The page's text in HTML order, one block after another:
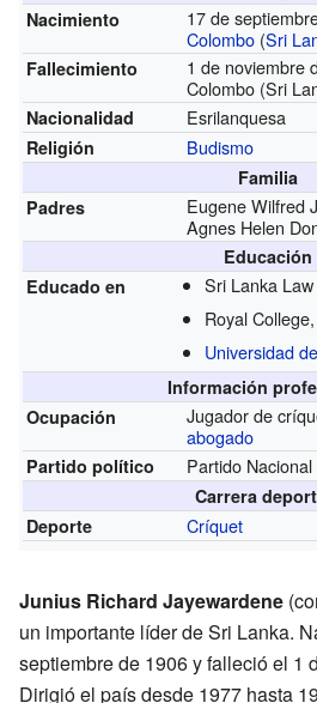
Nacimiento
17 de
Colombo (Sri
Fallecimiento
1 de noviembre
Colombo (Sri
Nacionalidad Esrilanquesa
Religión Budismo
Familia
Padres
Eugene Wilfred
Agnes Helen
Educación
Educado en
Sri Lanka
Royal
Universidad
Información
Ocupación
Jugador de
abogado
Partido político Partido
Carrera
Deporte
Críquet
Junius Richard Jayewardene
un importante líder de Sri Lanka.
septiembre de 1906 y falleció el 1
Dirigió el país desde 1977 hasta